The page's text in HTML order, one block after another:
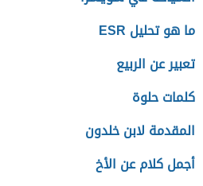
ما هو تحليل ESR
تعبير عن الربيع
كلمات حلوة
المقدمة لابن خلدون
أجمل كلام عن الأخ